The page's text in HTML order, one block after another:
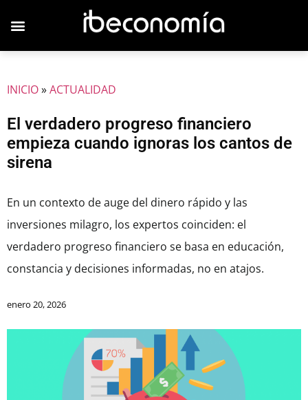
INICIO»ACTUALIDAD
El verdadero progreso financiero
empieza cuando ignoras los cantos de
sirena
En un contexto de auge del dinero rápido y las
inversiones milagro, los expertos coinciden: el
verdadero progreso financiero se basa en educación,
constancia y decisiones informadas, no en atajos.
enero 20, 2026